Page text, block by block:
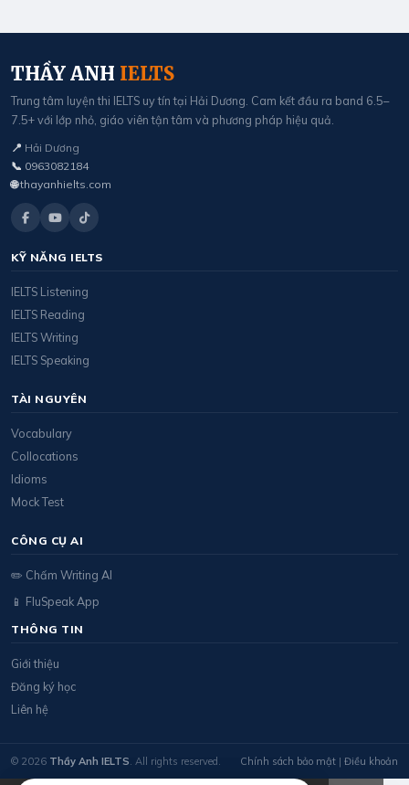
THẦY ANH IELTS
Trung tâm luyện thi IELTS uy tín tại Hải Dương. Cam kết đầu ra band 6.5–
7.5+ với lớp nhỏ, giáo viên tận tâm và phương pháp hiệu quả.
📍 Hải Dương
📞 0963082184
🌐 thayanhielts.com
KỸ NĂNG IELTS
IELTS Listening
IELTS Reading
IELTS Writing
IELTS Speaking
TÀI NGUYÊN
Vocabulary
Collocations
Idioms
Mock Test
CÔNG CỤ AI
✏️ Chấm Writing AI
📱 FluSpeak App
THÔNG TIN
Giới thiệu
Đăng ký học
Liên hệ
© 2026 Thầy Anh IELTS. All rights reserved. Chính sách bảo mật | Điều khoản